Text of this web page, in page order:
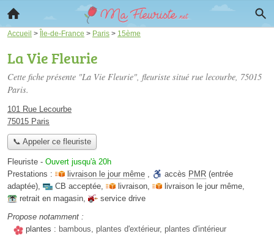
Accueil > Île-de-France > Paris > 15ème
La Vie Fleurie
Cette fiche présente "La Vie Fleurie", fleuriste situé rue lecourbe, 75015
Paris.
101 Rue Lecourbe
75015 Paris
📞 Appeler ce fleuriste
Fleuriste - Ouvert jusqu'à 20h
Prestations :
livraison le jour même , accès PMR (entrée
adaptée), CB acceptée, livraison, livraison le jour même,
retrait en magasin,
service drive
Propose notamment :
plantes : bambous, plantes d'extérieur, plantes d'intérieur